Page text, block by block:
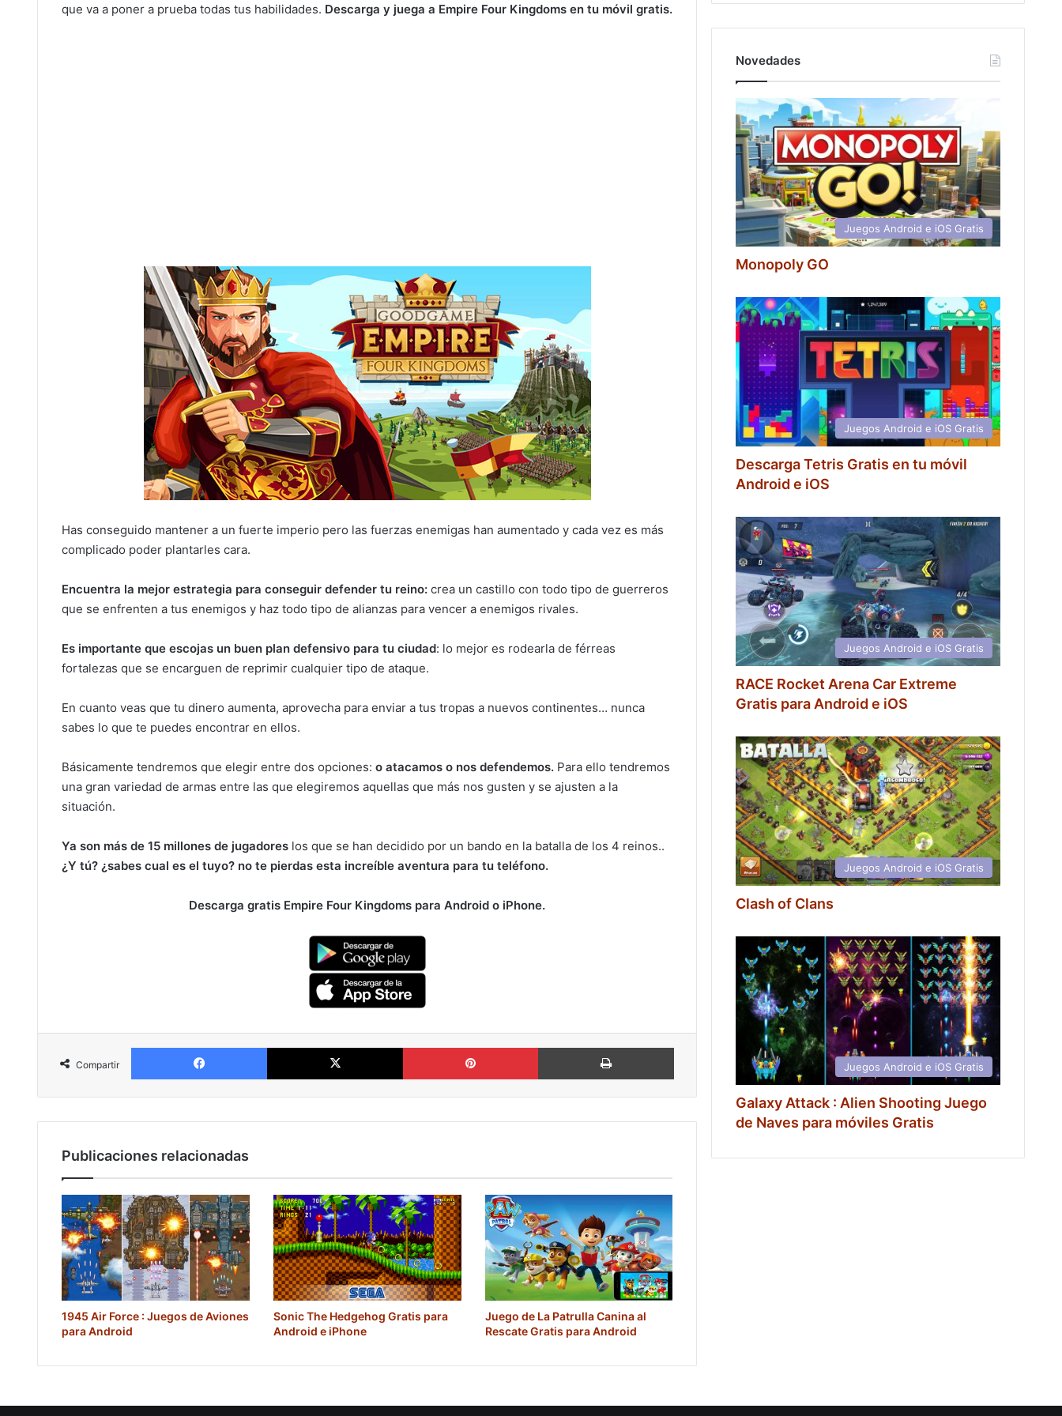
que va a poner a prueba todas tus habilidades. Descarga y juega a Empire Four Kingdoms en tu móvil gratis.
Has conseguido mantener a un fuerte imperio pero las fuerzas enemigas han aumentado y cada vez es más
complicado poder plantarles cara.
Encuentra la mejor estrategia para conseguir defender tu reino: crea un castillo con todo tipo de guerreros
que se enfrenten a tus enemigos y haz todo tipo de alianzas para vencer a enemigos rivales.
Es importante que escojas un buen plan defensivo para tu ciudad: lo mejor es rodearla de férreas
fortalezas que se encarguen de reprimir cualquier tipo de ataque.
En cuanto veas que tu dinero aumenta, aprovecha para enviar a tus tropas a nuevos continentes… nunca
sabes lo que te puedes encontrar en ellos.
Básicamente tendremos que elegir entre dos opciones: o atacamos o nos defendemos. Para ello tendremos
una gran variedad de armas entre las que elegiremos aquellas que más nos gusten y se ajusten a la
situación.
Ya son más de 15 millones de jugadores los que se han decidido por un bando en la batalla de los 4 reinos..
¿Y tú? ¿sabes cual es el tuyo? no te pierdas esta increíble aventura para tu teléfono.
Descarga gratis Empire Four Kingdoms para Android o iPhone.
Compartir
Facebook X Pinterest Imprimir
Publicaciones relacionadas
1945 Air Force : Juegos de Aviones
para Android
Sonic The Hedgehog Gratis para
Android e iPhone
Juego de La Patrulla Canina al
Rescate Gratis para Android
Novedades
Juegos Android e iOS Gratis
Monopoly GO
Juegos Android e iOS Gratis
Descarga Tetris Gratis en tu móvil
Android e iOS
Juegos Android e iOS Gratis
RACE Rocket Arena Car Extreme
Gratis para Android e iOS
Juegos Android e iOS Gratis
Clash of Clans
Juegos Android e iOS Gratis
Galaxy Attack : Alien Shooting Juego
de Naves para móviles Gratis